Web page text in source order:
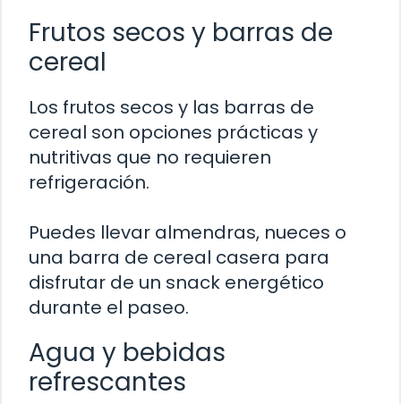
Frutos secos y barras de
cereal
Los frutos secos y las barras de
cereal son opciones prácticas y
nutritivas que no requieren
refrigeración.
Puedes llevar almendras, nueces o
una barra de cereal casera para
disfrutar de un snack energético
durante el paseo.
Agua y bebidas
refrescantes